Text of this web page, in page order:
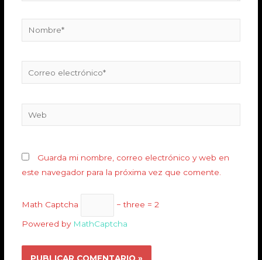
Guarda mi nombre, correo electrónico y web en
este navegador para la próxima vez que comente.
Math Captcha − three = 2
Powered by MathCaptcha